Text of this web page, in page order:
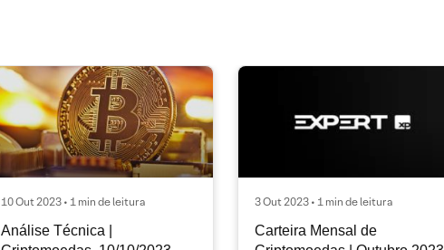
10 Out 2023 • 1 min de leitura
Análise Técnica |
3 Out 2023 • 1 min de leitura
Carteira Mensal de